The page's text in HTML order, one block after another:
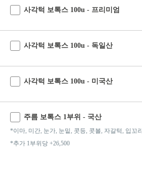
사각턱 보톡스 100u - 프리미엄
사각턱 보톡스 100u - 독일산
사각턱 보톡스 100u - 미국산
주름 보톡스 1부위 - 국산
*이마, 미간, 눈가, 눈밑, 콧등, 콧볼, 자갈턱, 입꼬리
*추가 1부위당 +26,500